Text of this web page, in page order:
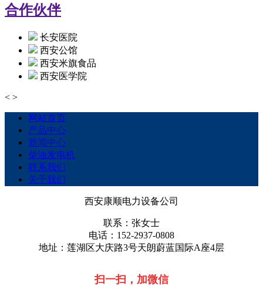
合作伙伴
长安医院
西安公馆
西安米旗食品
西安医学院
< >
网站首页
产品中心
新闻中心
柴油发电机
联系我们
关于我们
西安康顺电力设备公司
联系：张女士
电话：152-2937-0808
地址：莲湖区大庆路3号天朗蔚蓝国际A座4层
扫一扫，加微信